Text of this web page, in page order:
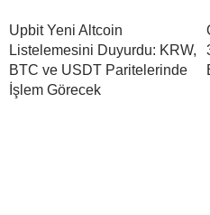
Upbit Yeni Altcoin
Listelemesini Duyurdu: KRW,
BTC ve USDT Paritelerinde
İşlem Görecek